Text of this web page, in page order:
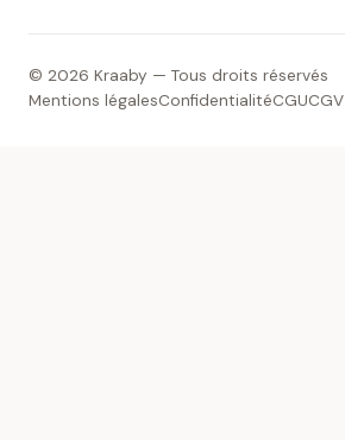
© 2026 Kraaby — Tous droits réservés
Mentions légalesConfidentialitéCGUCGV